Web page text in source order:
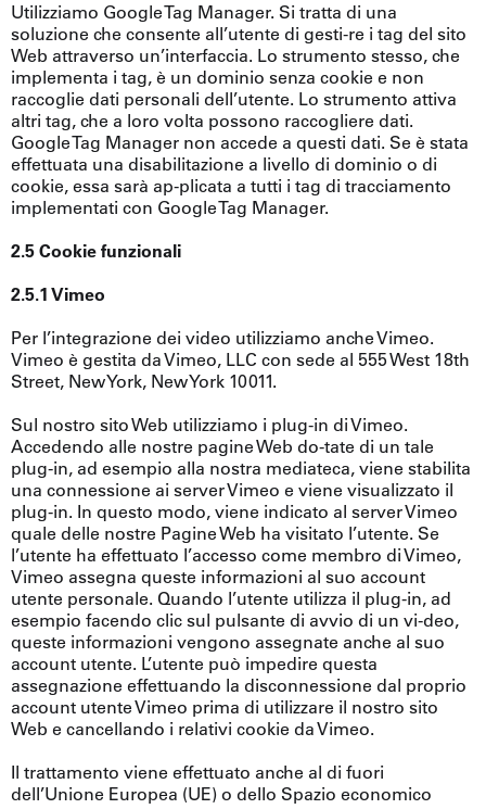
Utilizziamo Google Tag Manager. Si tratta di una
soluzione che consente all’utente di gesti-re i tag del sito
Web attraverso un’interfaccia. Lo strumento stesso, che
implementa i tag, è un dominio senza cookie e non
raccoglie dati personali dell’utente. Lo strumento attiva
altri tag, che a loro volta possono raccogliere dati.
Google Tag Manager non accede a questi dati. Se è stata
effettuata una disabilitazione a livello di dominio o di
cookie, essa sarà ap-plicata a tutti i tag di tracciamento
implementati con Google Tag Manager.
2.5 Cookie funzionali
2.5.1 Vimeo
Per l’integrazione dei video utilizziamo anche Vimeo.
Vimeo è gestita da Vimeo, LLC con sede al 555 West 18th
Street, New York, New York 10011.
Sul nostro sito Web utilizziamo i plug-in di Vimeo.
Accedendo alle nostre pagine Web do-tate di un tale
plug-in, ad esempio alla nostra mediateca, viene stabilita
una connessione ai server Vimeo e viene visualizzato il
plug-in. In questo modo, viene indicato al server Vimeo
quale delle nostre Pagine Web ha visitato l’utente. Se
l’utente ha effettuato l’accesso come membro di Vimeo,
Vimeo assegna queste informazioni al suo account
utente personale. Quando l’utente utilizza il plug-in, ad
esempio facendo clic sul pulsante di avvio di un vi-deo,
queste informazioni vengono assegnate anche al suo
account utente. L’utente può impedire questa
assegnazione effettuando la disconnessione dal proprio
account utente Vimeo prima di utilizzare il nostro sito
Web e cancellando i relativi cookie da Vimeo.
Il trattamento viene effettuato anche al di fuori
dell’Unione Europea (UE) o dello Spazio economico